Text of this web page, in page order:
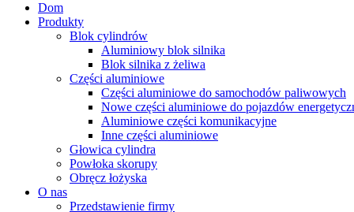
Dom
Produkty
Blok cylindrów
Aluminiowy blok silnika
Blok silnika z żeliwa
Części aluminiowe
Części aluminiowe do samochodów paliwowych
Nowe części aluminiowe do pojazdów
Aluminiowe części komunikacyjne
Inne części aluminiowe
Głowica cylindra
Powłoka skorupy
Obręcz łożyska
O nas
Przedstawienie firmy